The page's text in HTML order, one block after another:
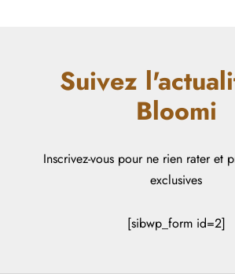
Suivez
Bloomi
Inscrivez-vous pour ne rien rater et
exclusives
[sibwp_form id=2]